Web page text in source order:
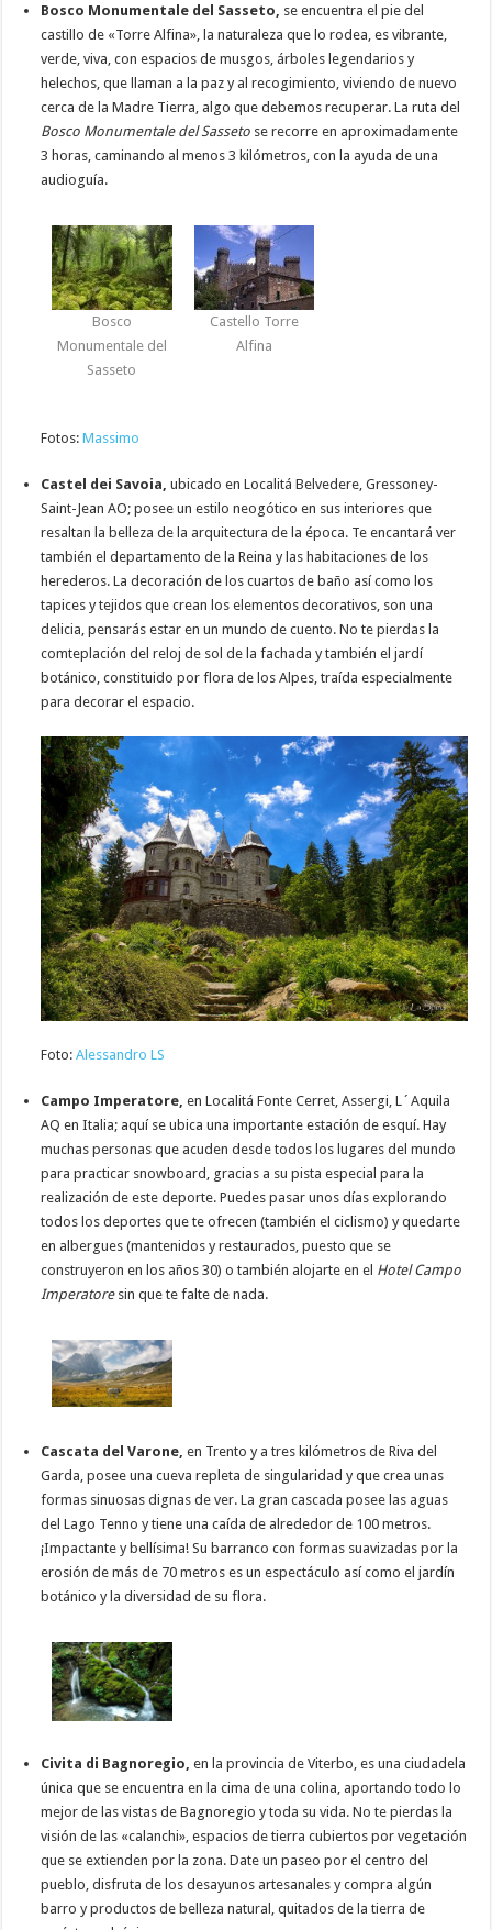
Bosco Monumentale del Sasseto, se encuentra el pie del
castillo de «Torre Alfina», la naturaleza que lo rodea, es vibrante,
verde, viva, con espacios de musgos, árboles legendarios y
helechos, que llaman a la paz y al recogimiento, viviendo de nuevo
cerca de la Madre Tierra, algo que debemos recuperar. La ruta del
Bosco Monumentale del Sasseto se recorre en aproximadamente
3 horas, caminando al menos 3 kilómetros, con la ayuda de una
audioguía.
Bosco
Monumentale del
Sasseto
Castello Torre
Alfina
Fotos:Massimo
Castel dei Savoia,ubicado en Localitá Belvedere, Gressoney-
Saint-Jean AO; posee un estilo neogótico en sus interiores que
resaltan la belleza de la arquitectura de la época. Te encantará ver
también el departamento de la Reina y las habitaciones de los
herederos. La decoración de los cuartos de baño así como los
tapices y tejidos que crean los elementos decorativos, son una
delicia, pensarás estar en un mundo de cuento. No te pierdas la
comteplación del reloj de sol de la fachada y también el jardí
botánico, constituido por flora de los Alpes, traída especialmente
para decorar el espacio.
Foto:Alessandro LS
Campo Imperatore,en Localitá Fonte Cerret, Assergi, L´Aquila
AQ en Italia; aquí se ubica una importante estación de esquí. Hay
muchas personas que acuden desde todos los lugares del mundo
para practicar snowboard, gracias a su pista especial para la
realización de este deporte. Puedes pasar unos días explorando
todos los deportes que te ofrecen (también el ciclismo) y quedarte
en albergues (mantenidos y restaurados, puesto que se
construyeron en los años 30) o también alojarte en el Hotel Campo
Imperatoresin que te falte de nada.
Cascata del Varone,en Trento y a tres kilómetros de Riva del
Garda, posee una cueva repleta de singularidad y que crea unas
formas sinuosas dignas de ver. La gran cascada posee las aguas
del Lago Tenno y tiene una caída de alrededor de 100 metros.
¡Impactante y bellísima! Su barranco con formas suavizadas por la
erosión de más de 70 metros es un espectáculo así como el jardín
botánico y la diversidad de su flora.
Civita di Bagnoregio,en la provincia de Viterbo, es una ciudadela
única que se encuentra en la cima de una colina, aportando todo lo
mejor de las vistas de Bagnoregio y toda su vida. No te pierdas la
visión de las «calanchi», espacios de tierra cubiertos por vegetación
que se extienden por la zona. Date un paseo por el centro del
pueblo, disfruta de los desayunos artesanales y compra algún
barro y productos de belleza natural, quitados de la tierra de